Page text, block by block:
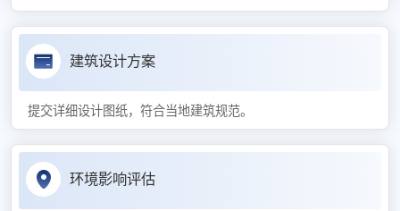
建筑设计方案
提交详细设计图纸，符合当地建筑规范。
环境影响评估